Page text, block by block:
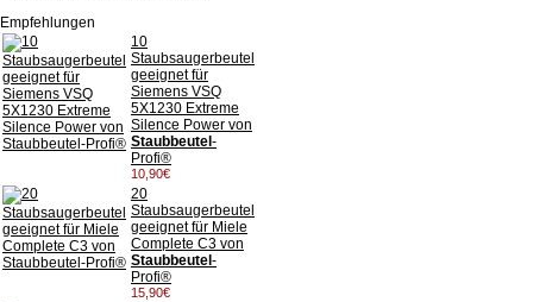
Empfehlungen
10
Staubsaugerbeutel
geeignet für
Siemens VSQ
5X1230 Extreme
Silence Power von
Staubbeutel -
Profi®
10,90€
20
Staubsaugerbeutel
geeignet für Miele
Complete C3 von
Staubbeutel -
Profi®
15,90€